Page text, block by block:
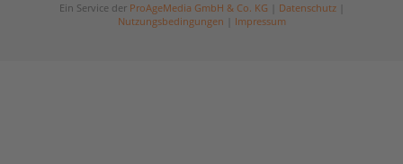
Ein Service der ProAgeMedia GmbH & Co. KG Datenschutz|
Nutzungsbedingungen
Impressum